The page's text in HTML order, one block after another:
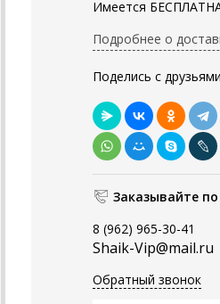
Имеется
Подробнее о
Поделись с друзьями
Заказывайте
8 (962) 965-30-41
Shaik-Vip@mail.ru
Обратный звонок